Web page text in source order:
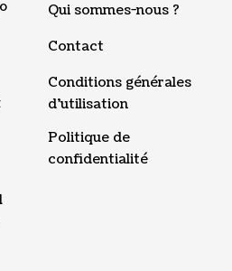
Qui sommes-nous ?
Contact
Conditions générales
d’utilisation
Politique de
confidentialité